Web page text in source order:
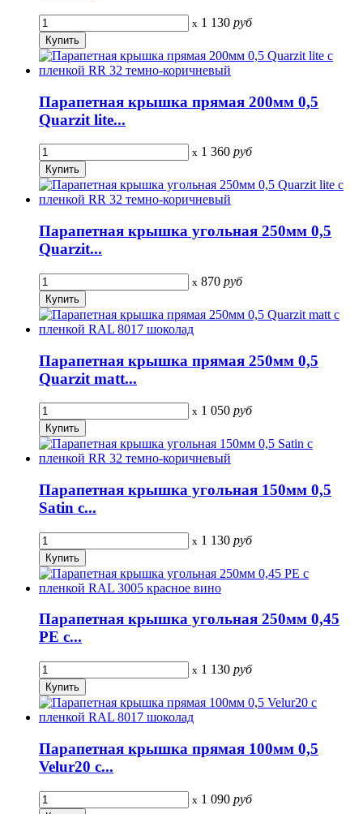
x 1 130 руб
Парапетная крышка прямая 200мм 0,5
Quarzit lite...
x 1 360 руб
Парапетная крышка угольная 250мм 0,5
Quarzit...
x 870 руб
Парапетная крышка прямая 250мм 0,5
Quarzit matt...
x 1 050 руб
Парапетная крышка угольная 150мм 0,5
Satin с...
x 1 130 руб
Парапетная крышка угольная 250мм 0,45
PE с...
x 1 130 руб
Парапетная крышка прямая 100мм 0,5
Velur20 с...
x 1 090 руб